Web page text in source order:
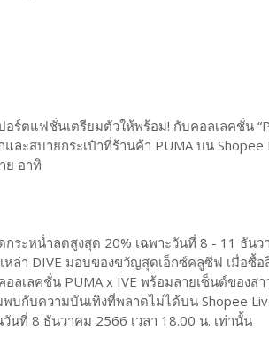
อร์ตแฟชั่นเตรียมตัวให้พร้อม! กับคอลเลคชั่น
และสบายกระเป๋าที่ร้านค้า PUMA บน
ย อาทิ
กระหน่ำลดสูงสุด 20% เฉพาะวันที่ 8 - 11 ธันว
เหล่า DIVE มอบของขวัญสุดเอ็กซ์คลูซีฟ เมื่อซื้
อลเลคชั่น PUMA x IVE พร้อมลายเซ็นต์ของส
พบกับความบันเทิงที่พลาดไม่ได้บน Shopee
นที่ 8 ธันวาคม 2566 เวลา 18.00 น. เท่านั้น